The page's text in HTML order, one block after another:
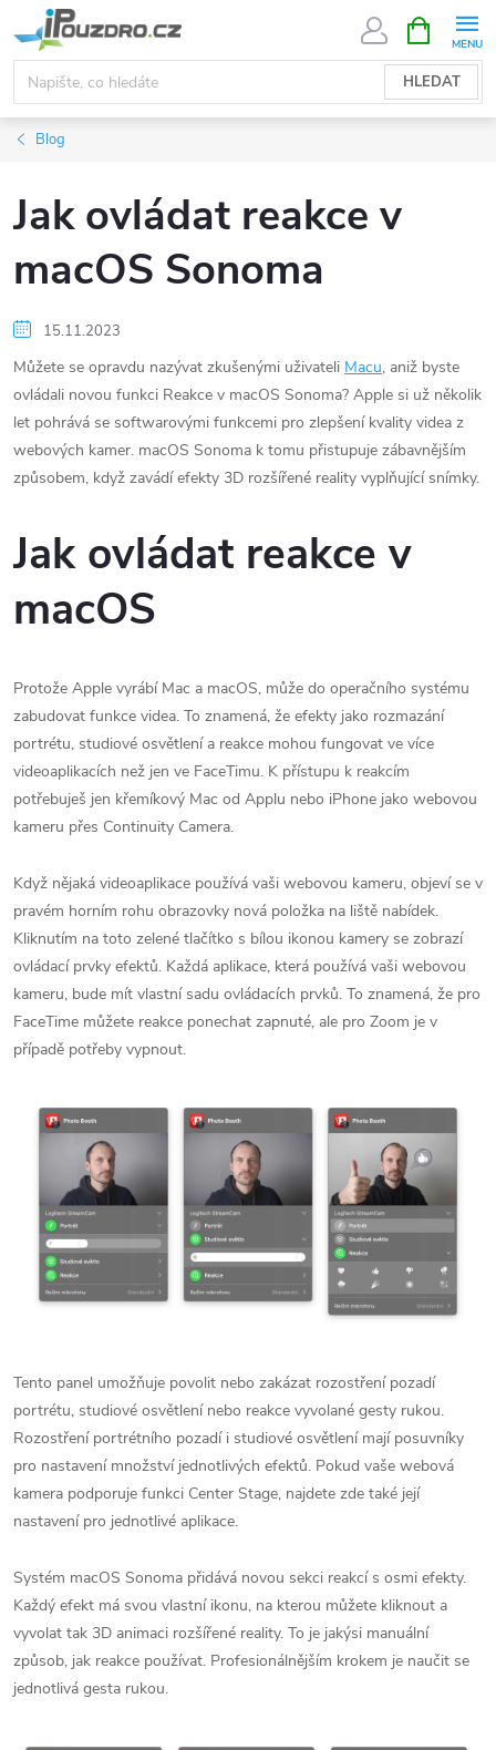
na
obsah
HLEDAT
NÁKUPNÍ
KOŠÍK
Blog
Jak ovládat reakce v
macOS Sonoma
15.11.2023
Můžete se opravdu nazývat zkušenými uživateli Macu, aniž byste
ovládali novou funkci Reakce v macOS Sonoma? Apple si už několik
let pohrává se softwarovými funkcemi pro zlepšení kvality videa z
webových kamer. macOS Sonoma k tomu přistupuje zábavnějším
způsobem, když zavádí efekty 3D rozšířené reality vyplňující snímky.
Jak ovládat reakce v
macOS
Protože Apple vyrábí Mac a macOS, může do operačního systému
zabudovat funkce videa. To znamená, že efekty jako rozmazání
portrétu, studiové osvětlení a reakce mohou fungovat ve více
videoaplikacích než jen ve FaceTimu. K přístupu k reakcím
potřebuješ jen křemíkový Mac od Applu nebo iPhone jako webovou
kameru přes Continuity Camera.
Když nějaká videoaplikace používá vaši webovou kameru, objeví se v
pravém horním rohu obrazovky nová položka na liště nabídek.
Kliknutím na toto zelené tlačítko s bílou ikonou kamery se zobrazí
ovládací prvky efektů. Každá aplikace, která používá vaši webovou
kameru, bude mít vlastní sadu ovládacích prvků. To znamená, že pro
FaceTime můžete reakce ponechat zapnuté, ale pro Zoom je v
případě potřeby vypnout.
Tento panel umožňuje povolit nebo zakázat rozostření pozadí
portrétu, studiové osvětlení nebo reakce vyvolané gesty rukou.
Rozostření portrétního pozadí i studiové osvětlení mají posuvníky
pro nastavení množství jednotlivých efektů. Pokud vaše webová
kamera podporuje funkci Center Stage, najdete zde také její
nastavení pro jednotlivé aplikace.
Systém macOS Sonoma přidává novou sekci reakcí s osmi efekty.
Každý efekt má svou vlastní ikonu, na kterou můžete kliknout a
vyvolat tak 3D animaci rozšířené reality. To je jakýsi manuální
způsob, jak reakce používat. Profesionálnějším krokem je naučit se
jednotlivá gesta rukou.